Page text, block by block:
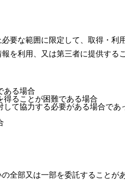
要な範囲に限定して、取得・利
を利用、又は第三者に提供する
ある場合
得ることが困難である場合
て協力する必要がある場合であ
全部又は一部を委託することが